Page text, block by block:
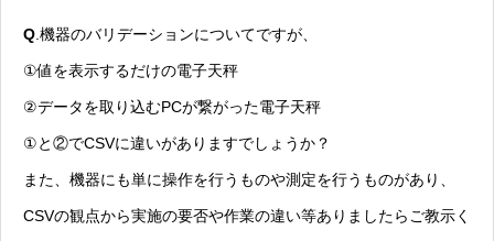
Q .機器のバリデーションについてですが、
①値を表示するだけの電子天秤
②データを取り込むPCが繋がった電子天秤
①と②でCSVに違いがありますでしょうか？
また、機器にも単に操作を行うものや測定を行うものがあり、
CSVの観点から実施の要否や作業の違い等ありましたらご教示く